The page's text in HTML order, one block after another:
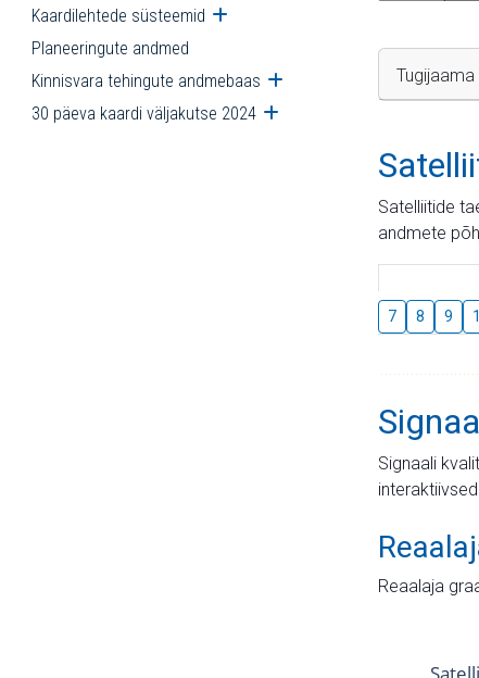
Kaardilehtede süsteemid Ava alammenüü
Planeeringute andmed
Kinnisvara tehingute andmebaas Ava alammenüü
30 päeva kaardi väljakutse 2024 Ava alammenüü
Satelliitide
andmete
7 8 9
Signaali
Reaalaja